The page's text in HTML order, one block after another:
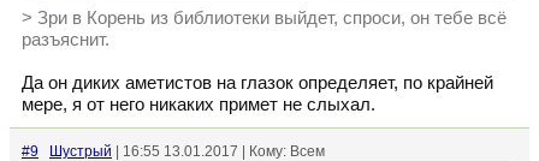
> Зри в Корень из библиотеки выйдет, спроси, он тебе всё
разъяснит.
Да он диких аметистов на глазок определяет, по крайней
мере, я от него никаких примет не слыхал.
#9 Шустрый | 16:55 13.01.2017 | Кому: Всем